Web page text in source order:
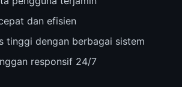
dan efisien
tinggi dengan berbagai sistem
responsif 24/7